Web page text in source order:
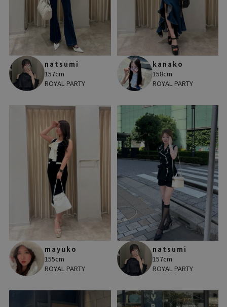
natsumi
157cm
ROYAL PARTY
kanako
158cm
ROYAL PARTY
mayuko
155cm
ROYAL PARTY
natsumi
157cm
ROYAL PARTY